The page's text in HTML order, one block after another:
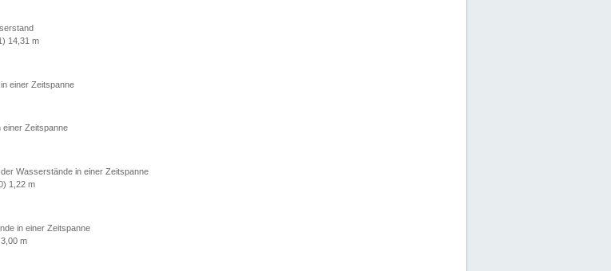
14,31 m
einer Zeitspanne
einer Zeitspanne
Wasserstände in einer Zeitspanne
1,22 m
in einer Zeitspanne
m